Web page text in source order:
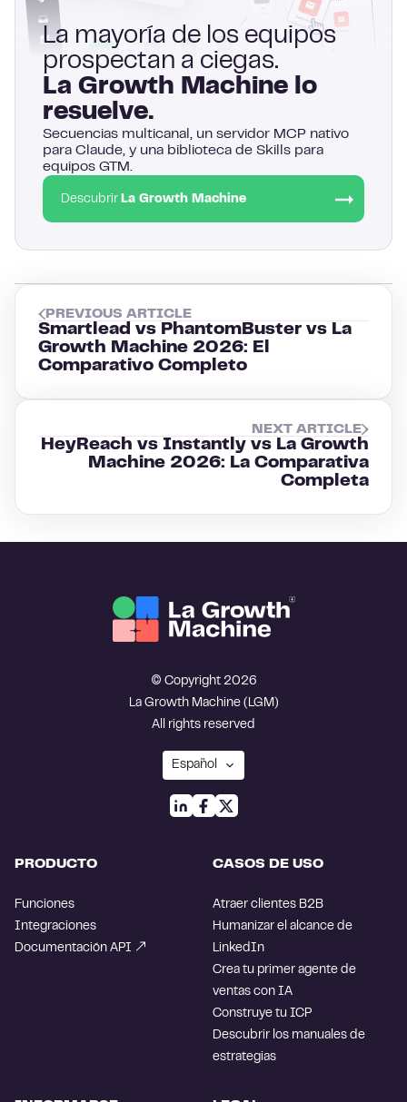
La mayoría de los equipos
prospectan a ciegas.
La Growth Machine lo
resuelve.
Secuencias multicanal, un servidor MCP nativo
para Claude, y una biblioteca de Skills para
equipos GTM.
Descubrir La Growth Machine
PREVIOUS ARTICLE
Smartlead vs PhantomBuster vs La
Growth Machine 2026: El
Comparativo Completo
NEXT ARTICLE
HeyReach vs Instantly vs La Growth
Machine 2026: La Comparativa
Completa
© Copyright 2026
La Growth Machine (LGM)
All rights reserved
PRODUCTO
Funciones
Integraciones
Documentación API
CASOS DE USO
Atraer clientes B2B
Humanizar el alcance de
LinkedIn
Crea tu primer agente de
ventas con IA
Construye tu ICP
Descubrir los manuales de
estrategias